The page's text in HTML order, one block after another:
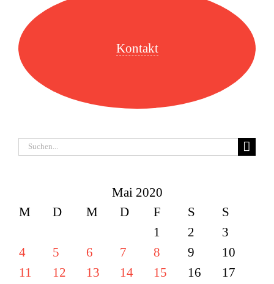
Kontakt
Suche
Mai 2020
M
D M D F S
S
1
2
3
4
5 6 7 8 9
10
11
12 13 14 15 16
17